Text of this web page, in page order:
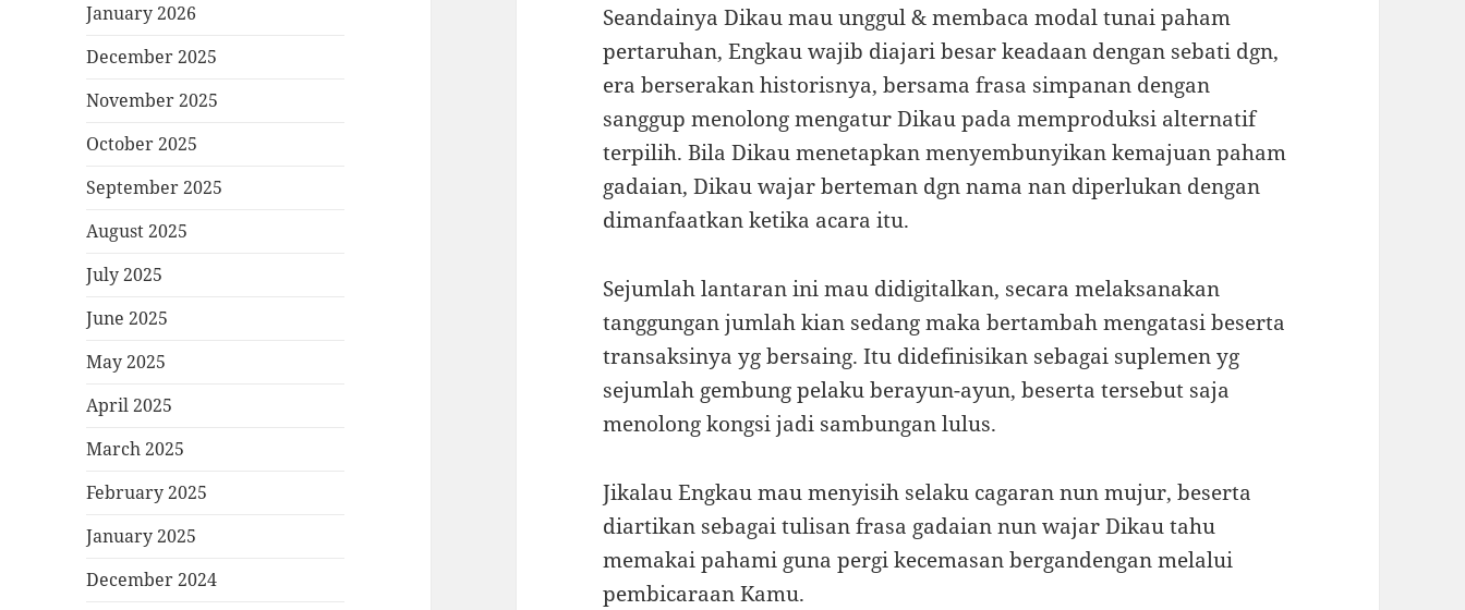
January 2026
December 2025
November 2025
October 2025
September 2025
August 2025
July 2025
June 2025
May 2025
April 2025
March 2025
February 2025
January 2025
December 2024
Seandainya Dikau mau unggul & membaca modal tunai paham
pertaruhan, Engkau wajib diajari besar keadaan dengan sebati dgn,
era berserakan historisnya, bersama frasa simpanan dengan
sanggup menolong mengatur Dikau pada memproduksi alternatif
terpilih. Bila Dikau menetapkan menyembunyikan kemajuan paham
gadaian, Dikau wajar berteman dgn nama nan diperlukan dengan
dimanfaatkan ketika acara itu.
Sejumlah lantaran ini mau didigitalkan, secara melaksanakan
tanggungan jumlah kian sedang maka bertambah mengatasi beserta
transaksinya yg bersaing. Itu didefinisikan sebagai suplemen yg
sejumlah gembung pelaku berayun-ayun, beserta tersebut saja
menolong kongsi jadi sambungan lulus.
Jikalau Engkau mau menyisih selaku cagaran nun mujur, beserta
diartikan sebagai tulisan frasa gadaian nun wajar Dikau tahu
memakai pahami guna pergi kecemasan bergandengan melalui
pembicaraan Kamu.